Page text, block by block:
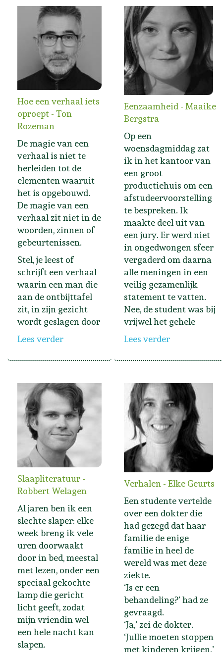
Hoe een verhaal iets
oproept - Ton
Rozeman
De magie van een
verhaal is niet te
herleiden tot de
elementen waaruit
het is opgebouwd.
De magie van een
verhaal zit niet in de
woorden, zinnen of
gebeurtenissen.
Stel, je leest of
schrijft een verhaal
waarin een man die
aan de ontbijttafel
zit, in zijn gezicht
wordt geslagen door
Lees verder
Eenzaamheid - Maaike
Bergstra
Op een
woensdagmiddag zat
ik in het kantoor van
een groot
productiehuis om een
afstudeervoorstelling
te bespreken. Ik
maakte deel uit van
een jury. Er werd niet
in ongedwongen sfeer
vergaderd om daarna
alle meningen in een
veilig gezamenlijk
statement te vatten.
Nee, de student was bij
vrijwel het gehele
Lees verder
Slaapliteratuur -
Robbert Welagen
Al jaren ben ik een
slechte slaper: elke
week breng ik vele
uren doorwaakt
door in bed, meestal
met lezen, onder een
speciaal gekochte
lamp die gericht
licht geeft, zodat
mijn vriendin wel
een hele nacht kan
slapen.
Verhalen - Elke Geurts
Een studente vertelde
over een dokter die
had gezegd dat haar
familie de enige
familie in heel de
wereld was met deze
ziekte.
‘Is er een
behandeling?’ had ze
gevraagd.
‘Ja,’ zei de dokter.
‘Jullie moeten stoppen
met kinderen krijgen.’